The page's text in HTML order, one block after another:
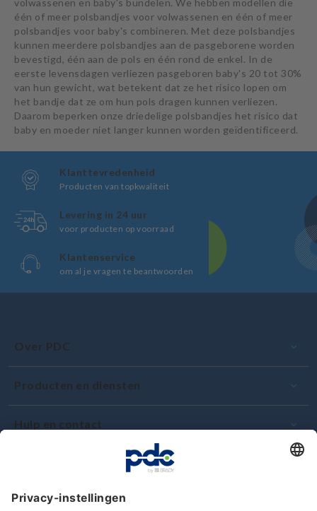
volwassenen en baby's bundelen. We hebben modellen die
één of meer polsbandjes voor volwassenen en één of meer
polsbandjes voor baby's combineren. Met deze polsbandjes
kunnen meerdere polsbandjes aan de pasgeborene worden
bevestigd, één aan de pols en één rond de enkel. In de
eerste levensdagen verliezen pasgeboren baby's 20 tot 30%
van hun gewicht, wat betekent dat ze het risico lopen om
het bandje dat ze om hun pols dragen kunnen verliezen.
Daarom beperken onze driedelige polsbandjes het risico dat
baby en moeder niet langer kunnen worden geïdentificeerd.
Klanttevredenheid
Producten van topkwaliteit
Levering in 24 uur
voor producten op voorraad
Klantenservice
om al je vragen te beantwoorden
Over PDC
Producten en diensten
Hulp en contact